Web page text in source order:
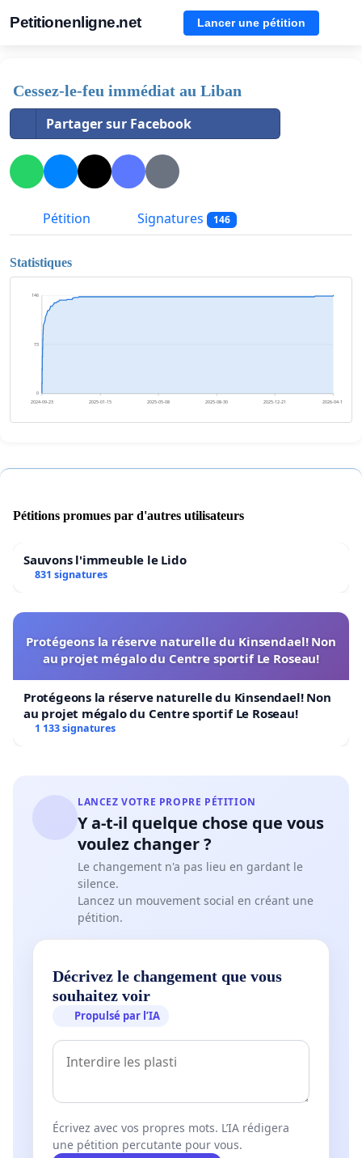
Petitionenligne.net Lancer une pétition
Cessez-le-feu immédiat au Liban
Partager sur Facebook
Pétition Signatures 146
Statistiques
0
73
146
2024-09-23 2025-01-15 2025-05-08 2025-08-30 2025-12-21 2026-04-14
Pétitions promues par d'autres utilisateurs
Sauvons l'immeuble le Lido
831 signatures
Protégeons la réserve naturelle du Kinsendael! Non
au projet mégalo du Centre sportif Le Roseau!
Protégeons la réserve naturelle du Kinsendael! Non
au projet mégalo du Centre sportif Le Roseau!
1 133 signatures
LANCEZ VOTRE PROPRE PÉTITION
Y a-t-il quelque chose que vous
voulez changer ?
Le changement n'a pas lieu en gardant le
silence.
Lancez un mouvement social en créant une
pétition.
Décrivez le changement que vous
souhaitez voir
Propulsé par l’IA
Écrivez avec vos propres mots. L’IA rédigera
une pétition percutante pour vous.